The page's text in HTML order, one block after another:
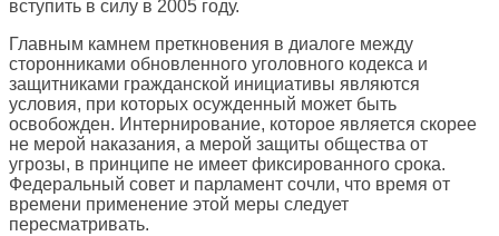
вступить в силу в 2005 году.
Главным камнем преткновения в диалоге между
сторонниками обновленного уголовного кодекса и
защитниками гражданской инициативы являются
условия, при которых осужденный может быть
освобожден. Интернирование, которое является скорее
не мерой наказания, а мерой защиты общества от
угрозы, в принципе не имеет фиксированного срока.
Федеральный совет и парламент сочли, что время от
времени применение этой меры следует
пересматривать.